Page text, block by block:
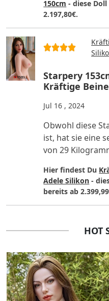
150cm - diese
2.197,80€.
Starpery
Kräftige
Jul 16 , 2024
Obwohl diese
ist, hat sie eine
von 29
Hier findest Du
Adele Silikon -
bereits ab
HOT